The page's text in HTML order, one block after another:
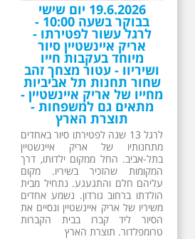
19.6.2026 יום שישי
בבוקר בשעה 10:00 -
לרגל עשור לפטירתו -
אריק איינשטיין סיור
מיוחד בעקבות חייו
ושיריוו - עטור מצחך זהב
שחור תחנות תל אביביות
מחייו של אריק איינשטיין -
מתאים גם למשפחות -
תוצרת הארץ
לרגל 13 שנה לפטירתו סיור באחדים
מתחנותיו של אריק איינשטיין
בתל-אביב. החל ממקום ילדותו, דרך
המקומות שהזכיר בשיריו. מקום
עליהם חלם והתגעגע. נתחיל מבית
הולדתו ברחוב גורדון. נשמע אחדים
משיריו של אריק איינשטיין ונסיים את
הסיור ליד קברו בבית הקברות
טרומפלדור. תוצרת הארץ